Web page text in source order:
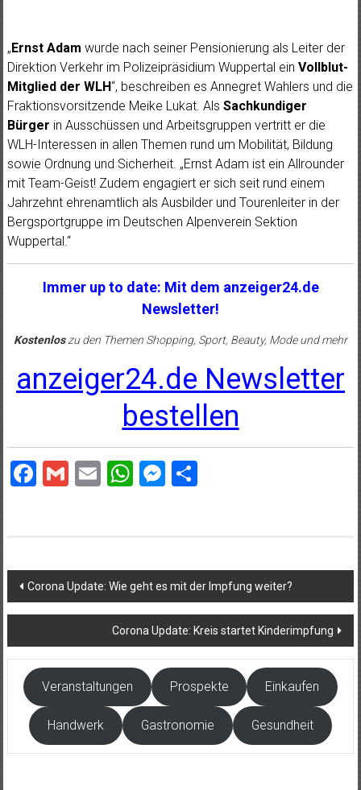
„Ernst Adam wurde nach seiner Pensionierung als Leiter der
Direktion Verkehr im Polizeipräsidium Wuppertal ein Vollblut-
Mitglied der WLH“, beschreiben es Annegret Wahlers und die
Fraktionsvorsitzende Meike Lukat. Als Sachkundiger
Bürger in Ausschüssen und Arbeitsgruppen vertritt er die
WLH-Interessen in allen Themen rund um Mobilität, Bildung
sowie Ordnung und Sicherheit. „Ernst Adam ist ein Allrounder
mit Team-Geist! Zudem engagiert er sich seit rund einem
Jahrzehnt ehrenamtlich als Ausbilder und Tourenleiter in der
Bergsportgruppe im Deutschen Alpenverein Sektion
Wuppertal.“
Immer up to date: Mit dem anzeiger24.de
Newsletter!
Kostenloszu den Themen Shopping, Sport, Beauty, Mode und mehr
anzeiger24.de Newsletter
bestellen
Facebook
Gmail
EmailWhatsApp
Messenger
Teilen
Beitragsnavigation
Corona Update: Wie geht es mit der Impfung weiter?
Corona Update: Kreis startet Kinderimpfung
Veranstaltungen Prospekte Einkaufen
Handwerk Gastronomie Gesundheit